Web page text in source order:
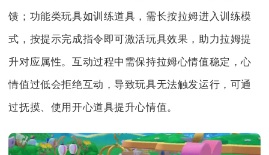
馈；功能类玩具如训练道具，需长按拉姆进入训练模
式，按提示完成指令即可激活玩具效果，助力拉姆提
升对应属性。互动过程中需保持拉姆心情值稳定，心
情值过低会拒绝互动，导致玩具无法触发运行，可通
过抚摸、使用开心道具提升心情值。